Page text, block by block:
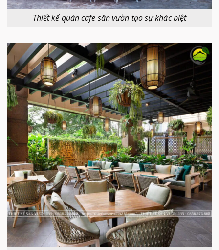
Thiết kế quán cafe sân vườn tạo sự khác biệt